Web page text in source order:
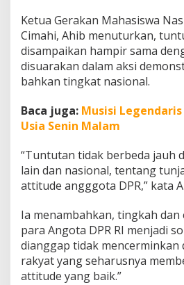
t
a
H
a
n
y
M
y
a
m
p
i
k
a
n
A
Ketua Gerakan Mahasiswa
Cimahi, Ahib menuturkan,
disampaikan hampir sama
disuarakan dalam aksi
bahkan tingkat nasional.
Baca juga: Musisi
Usia Senin Malam
“Tuntutan tidak berbeda jauh
lain dan nasional, tentang
attitude angggota DPR,” kata
Ia menambahkan, tingkah
para Angota DPR RI menjadi
dianggap tidak mencerminkan
rakyat yang seharusnya
attitude yang baik.”